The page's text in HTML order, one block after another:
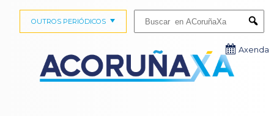
OUTROS PERIÓDICOS
Axenda